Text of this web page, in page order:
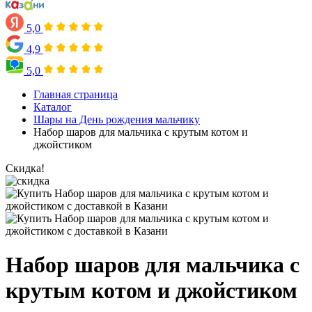
5,0
4,9
5,0
Главная страница
Каталог
Шары на День рождения мальчику
Набор шаров для мальчика с крутым котом и
джойстиком
Скидка!
Набор шаров для мальчика с
крутым котом и джойстиком